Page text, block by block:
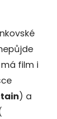
film i
) a